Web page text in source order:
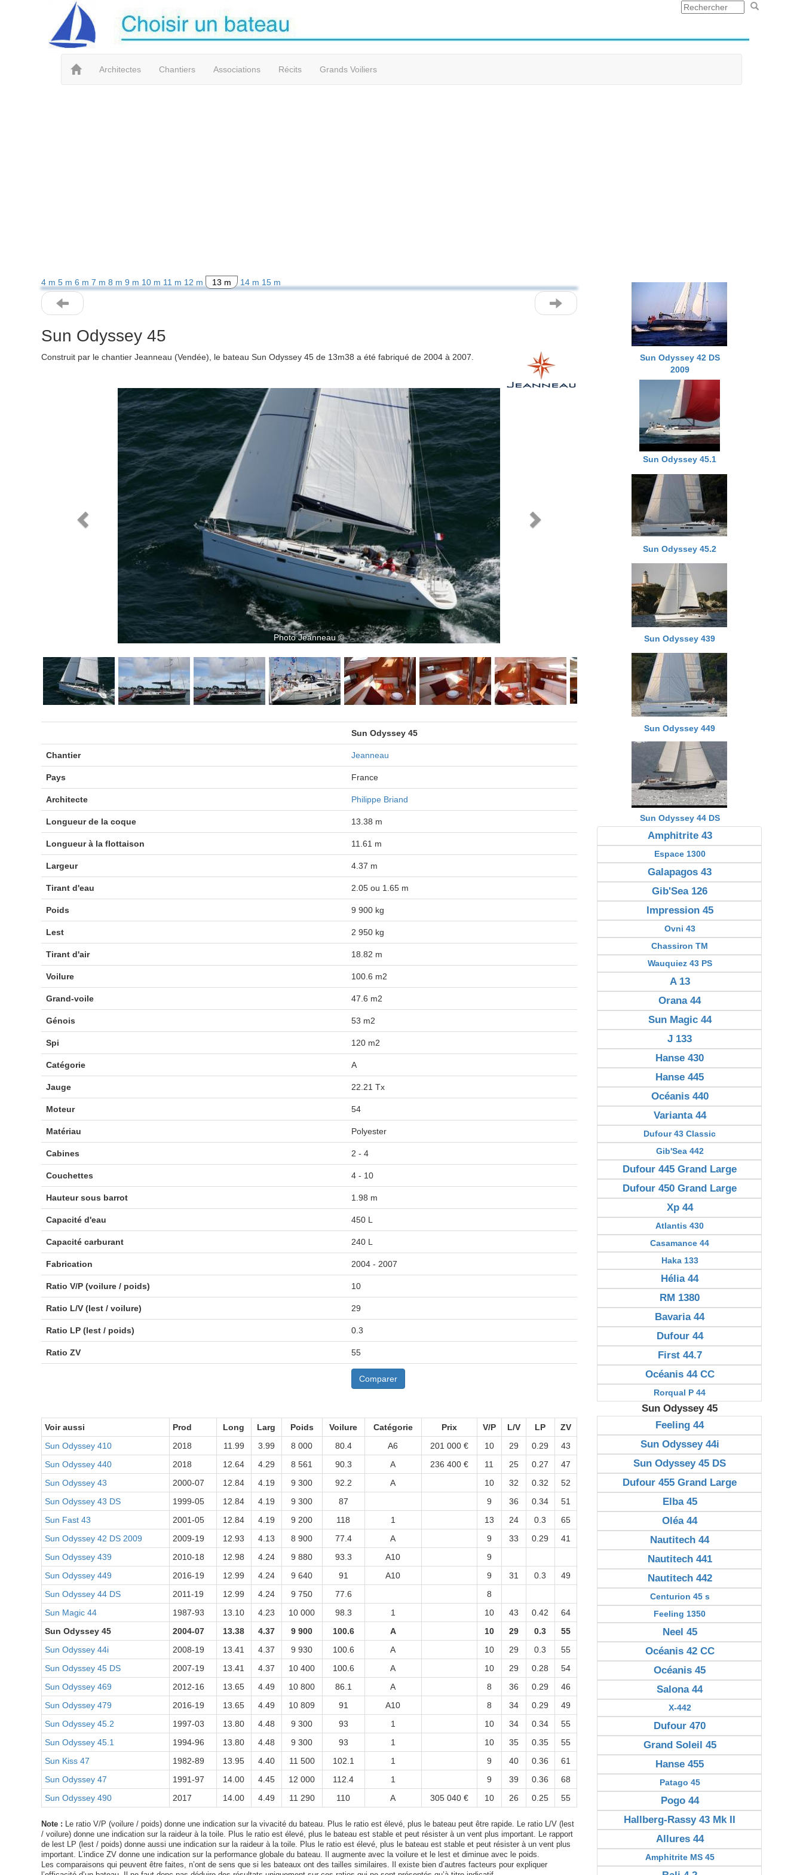
Architectes Chantiers Associations Récits Grands Voiliers
4 m 5 m 6 m 7 m 8 m 9 m 10 m 11 m 12 m 13 m 14 m 15 m
Sun Odyssey 45
Construit par le chantier Jeanneau (Vendée), le bateau Sun Odyssey 45 de 13m38 a été fabriqué de 2004 à 2007.
Previous
Sun Odyssey 45
Chantier Jeanneau
Pays France
Architecte Philippe Briand
Longueur de la coque 13.38 m
Longueur à la flottaison 11.61 m
Largeur 4.37 m
Tirant d'eau 2.05 ou 1.65 m
Poids 9 900 kg
Lest 2 950 kg
Tirant d'air 18.82 m
Voilure 100.6 m2
Grand-voile 47.6 m2
Génois 53 m2
Spi 120 m2
Catégorie A
Jauge 22.21 Tx
Moteur 54
Matériau Polyester
Cabines 2 - 4
Couchettes 4 - 10
Hauteur sous barrot 1.98 m
Capacité d'eau 450 L
Capacité carburant 240 L
Fabrication 2004 - 2007
Ratio V/P (voilure / poids) 10
Ratio L/V (lest / voilure) 29
Ratio LP (lest / poids) 0.3
Ratio ZV 55
Comparer
Voir aussi Prod Long Larg Poids Voilure Catégorie Prix V/P L/V LP
ZV
Sun Odyssey 410
2018 11.99 3.99 8 000 80.4 A6 201 000 € 10 29 0.29
43
Sun Odyssey 440
2018 12.64 4.29 8 561 90.3 A 236 400 € 11 25 0.27
47
Sun Odyssey 43
2000-07 12.84 4.19 9 300 92.2 A 10 32 0.32
52
Sun Odyssey 43 DS
1999-05 12.84 4.19 9 300 87 9 36 0.34
51
Sun Fast 43
2001-05 12.84 4.19 9 200 118 1 13 24 0.3
65
Sun Odyssey 42 DS 2009
2009-19 12.93 4.13 8 900 77.4 A 9 33 0.29
41
Sun Odyssey 439
2010-18 12.98 4.24 9 880 93.3 A10
9
Sun Odyssey 449
2016-19 12.99 4.24 9 640 91 A10 9 31 0.3
49
Sun Odyssey 44 DS
2011-19 12.99 4.24 9 750 77.6
8
Sun Magic 44
1987-93 13.10 4.23 10 000 98.3 1 10 43 0.42
64
Sun Odyssey 45
2004-07 13.38 4.37 9 900 100.6 A 10 29 0.3
55
Sun Odyssey 44i
2008-19 13.41 4.37 9 930 100.6 A 10 29 0.3
55
Sun Odyssey 45 DS
2007-19 13.41 4.37 10 400 100.6 A 10 29 0.28
54
Sun Odyssey 469
2012-16 13.65 4.49 10 800 86.1 A 8 36 0.29
46
Sun Odyssey 479
2016-19 13.65 4.49 10 809 91 A10 8 34 0.29
49
Sun Odyssey 45.2
1997-03 13.80 4.48 9 300 93 1 10 34 0.34
55
Sun Odyssey 45.1
1994-96 13.80 4.48 9 300 93 1 10 35 0.35
55
Sun Kiss 47
1982-89 13.95 4.40 11 500 102.1 1 9 40 0.36
61
Sun Odyssey 47
1991-97 14.00 4.45 12 000 112.4 1 9 39 0.36
68
Sun Odyssey 490
2017 14.00 4.49 11 290 110 A 305 040 € 10 26 0.25 55
Note : Le ratio V/P (voilure / poids) donne une indication sur la vivacité du bateau. Plus le ratio est élevé, plus le bateau peut être rapide. Le ratio L/V (lest
/ voilure) donne une indication sur la raideur à la toile. Plus le ratio est élevé, plus le bateau est stable et peut résister à un vent plus important. Le rapport
de lest LP (lest / poids) donne aussi une indication sur la raideur à la toile. Plus le ratio est élevé, plus le bateau est stable et peut résister à un vent plus
important. L’indice ZV donne une indication sur la performance globale du bateau. Il augmente avec la voilure et le lest et diminue avec le poids.
Les comparaisons qui peuvent être faites, n’ont de sens que si les bateaux ont des tailles similaires. Il existe bien d’autres facteurs pour expliquer
Sun Odyssey 42 DS
2009
Sun Odyssey 45.1
Sun Odyssey 45.2
Sun Odyssey 439
Sun Odyssey 449
Sun Odyssey 44 DS
Amphitrite 43
Espace 1300
Galapagos 43
Gib'Sea 126
Impression 45
Ovni 43
Chassiron TM
Wauquiez 43 PS
A 13
Orana 44
Sun Magic 44
J 133
Hanse 430
Hanse 445
Océanis 440
Varianta 44
Dufour 43 Classic
Gib'Sea 442
Dufour 445 Grand Large
Dufour 450 Grand Large
Xp 44
Atlantis 430
Casamance 44
Haka 133
Hélia 44
RM 1380
Bavaria 44
Dufour 44
First 44.7
Océanis 44 CC
Rorqual P 44
Sun Odyssey 45
Feeling 44
Sun Odyssey 44i
Sun Odyssey 45 DS
Dufour 455 Grand Large
Elba 45
Oléa 44
Nautitech 44
Nautitech 441
Nautitech 442
Centurion 45 s
Feeling 1350
Neel 45
Océanis 42 CC
Océanis 45
Salona 44
X-442
Dufour 470
Grand Soleil 45
Hanse 455
Patago 45
Pogo 44
Hallberg-Rassy 43 Mk II
Allures 44
Amphitrite MS 45